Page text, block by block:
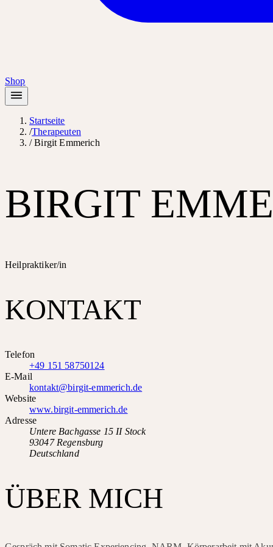
Shop
Startseite
/Therapeuten
/Birgit Emmerich
BIRGIT
Heilpraktiker/in
KONTAKT
Telefon
+49 151 58750124
E-Mail
kontakt@birgit-emmerich.de
Website
www.birgit-emmerich.de
Adresse
Untere Bachgasse 15 II Stock
93047 Regensburg
Deutschland
ÜBER MICH